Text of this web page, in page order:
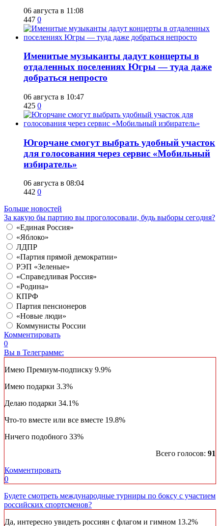
06 августа в 11:08
447 0
Именитые музыканты дадут концерты в
отдаленных поселениях Югры — туда даже
добраться непросто
06 августа в 10:47
425 0
Югорчане смогут выбрать удобный участок
для голосования через сервис «Мобильный
избиратель»
06 августа в 08:04
442 0
Больше новостей
За какую бы партию вы проголосовали, будь выборы сегодня?
«Единая Россия»
«Яблоко»
ЛДПР
«Партия прямой демократии»
РЭП «Зеленые»
«Справедливая Россия»
«Родина»
КПРФ
Партия пенсионеров
«Новые люди»
Коммунисты России
Комментировать
0
Вы в Телеграмме:
Имею Премиум-подписку 9.9%
Имею подарки 3.3%
Делаю подарки 34.1%
Что-то вместе или все вместе 19.8%
Ничего подобного 33%
Всего голосов: 91
Комментировать
0
Будете смотреть международные турниры по боксу с участием
российских спортсменов?
Да, интересно увидеть россиян с флагом и гимном 13.2%